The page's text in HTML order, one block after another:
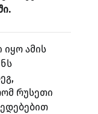
იყო ამის
რუსეთი